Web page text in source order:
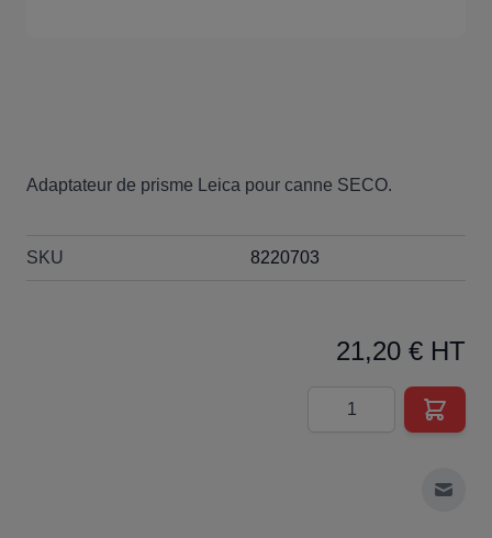
Adaptateur de prisme Leica pour canne SECO.
SKU 8220703
21,20 € HT
Quantité